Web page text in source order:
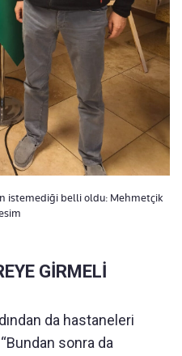
istemediği belli oldu: Mehmetçik
GİRMELİ
da hastaneleri
sonra da